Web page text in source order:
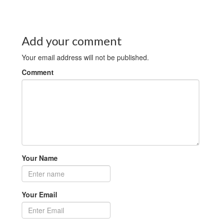
Add your comment
Your email address will not be published.
Comment
Your Name
Your Email